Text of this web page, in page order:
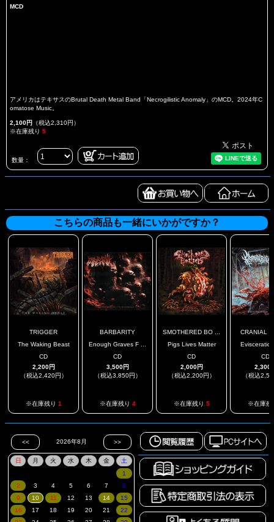
MCD
アメリカはテキサスのBrutal Death Metal Band「Necrogilistic Anomaly」のMCD。2024年C
omatose Music。
2,100円 （税込2,310円）
※在庫残り 5
数量：
こちらの商品も一緒にいかがですか？
TRIGGER
The Waking Beast
CD
2,200円
（税込2,420円）
※在庫残り 1
BARBARITY
Enough Graves F ...
CD
3,500円
（税込3,850円）
※在庫残り 4
SMOTHERED BO ...
Pigs Lives Matter
CD
2,000円
（税込2,200円）
※在庫残り 5
CRANIAL
CD
2,300
（税込
※在庫残